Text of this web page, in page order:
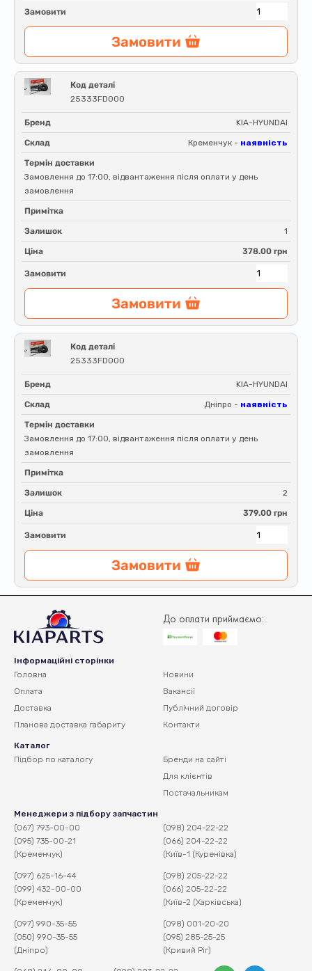
Замовити
Замовити
Код деталі
25333FD000
Бренд KIA-HYUNDAI
Склад Кременчук - наявність
Термін доставки
Замовлення до 17:00, відвантаження після оплати у день
замовлення
Примітка
Залишок 1
Ціна 378.00 грн
Замовити
Замовити
Код деталі
25333FD000
Бренд KIA-HYUNDAI
Склад Дніпро - наявність
Термін доставки
Замовлення до 17:00, відвантаження після оплати у день
замовлення
Примітка
Залишок 2
Ціна 379.00 грн
Замовити
Замовити
До оплати приймаємо:
Інформаційні сторінки
Головна
Оплата
Доставка
Планова доставка габариту
Новини
Вакансії
Публічний договір
Контакти
Каталог
Підбор по каталогу
Бренди на сайті
Для клієнтів
Постачальникам
Менеджери з підбору запчастин
(067) 793-00-00
(095) 735-00-21
(Кременчук)
(097) 625-16-44
(099) 432-00-00
(Кременчук)
(097) 990-35-55
(050) 990-35-55
(Дніпро)
(098) 204-22-22
(066) 204-22-22
(Київ-1 (Куренівка)
(098) 205-22-22
(066) 205-22-22
(Київ-2 (Харківська)
(098) 001-20-20
(095) 285-25-25
(Кривий Ріг)